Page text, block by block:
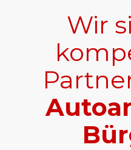
Wir